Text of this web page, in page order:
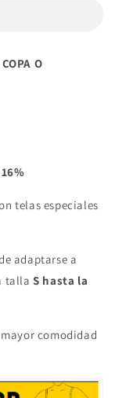
O
telas especiales
adaptarse a
tallaS hasta la
comodidad